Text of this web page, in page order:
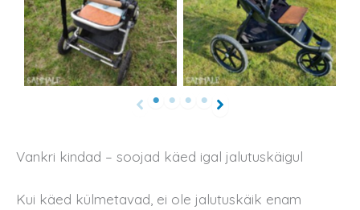
Vankri kindad – soojad käed igal jalutuskäigul
Kui käed külmetavad, ei ole jalutuskäik enam